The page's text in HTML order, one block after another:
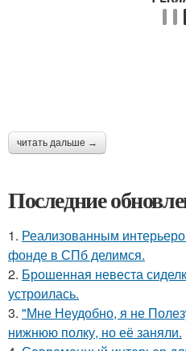
читать дальше →
Последние
1. Реализованным
фонде в СПб делимся.
2. Брошенная невеста
устроилась.
3. "Мне Неудобно, я не
нижнюю полку, но её заняли.